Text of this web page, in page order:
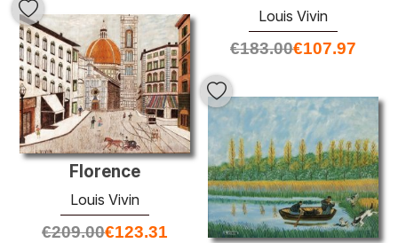
Louis Vivin
€183.00€107.97
Florence
Louis Vivin
€209.00€123.31